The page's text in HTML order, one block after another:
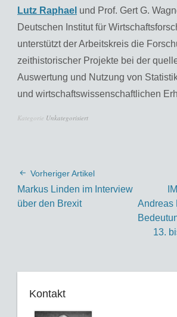
Lutz Raphael und Prof. Gert G.
Deutschen Institut für
unterstützt der Arbeitskreis die
zeithistorischer Projekte bei der
Auswertung und Nutzung von
und wirtschaftswissenschaftlichen
Kategorie Unkategorisiert
Vorheriger Artikel
Markus Linden im Interview
über den Brexit
Andreas
13.
Kontakt